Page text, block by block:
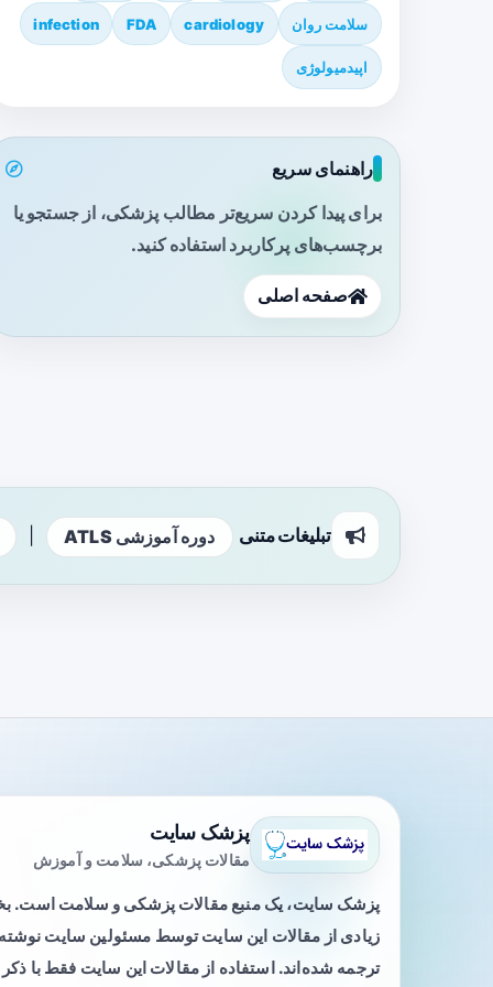
سلامت روان cardiology
FDA
infection
اپیدمیولوژی
راهنمای سریع
برای پیدا کردن سریع‌تر مطالب پزشکی، از جستجو یا
برچسب‌های پرکاربرد استفاده کنید.
صفحه اصلی
تبلیغات متنی دوره آموزشی ATLS
پزشک سایت
مقالات پزشکی، سلامت و آموزش
پزشک سایت، یک منبع مقالات پزشکی و سلامت است.
زیادی از مقالات این سایت توسط مسئولین سایت نوشته
ترجمه شده‌اند. استفاده از مقالات این سایت فقط با ذکر